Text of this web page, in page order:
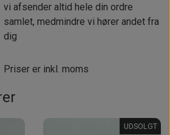
vi afsender altid hele din ordre
samlet, medmindre vi hører andet fra
dig
Priser er inkl. moms
UDSOLGT